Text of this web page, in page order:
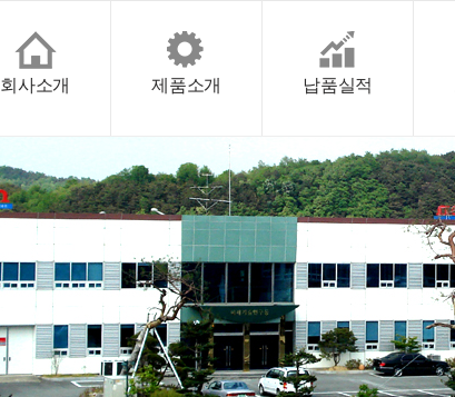
회사소개 제품소개 납품실적